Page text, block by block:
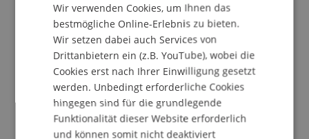
the "Original" Swiss House on the Rütli /
Wiederverwendung als Gestaltungsprinzip im
Historismus: Zur Neuerfindung des Schweizer
"Urhauses" auf dem Rütli. InUpcycling. Reuse
and Repurposing as a Design Principle in
Architecture / Upcycling. Wieder- und
Weiterverwendung als Gestaltungsprinzip in der
Wir verwenden Cookies, um Ihnen das
bestmögliche Online-Erlebnis zu bieten.
Wir setzen dabei auch Services von
Drittanbietern ein (z.B. YouTube), wobei die
Cookies erst nach Ihrer Einwilligung gesetzt
werden. Unbedingt erforderliche Cookies
hingegen sind für die grundlegende
Funktionalität dieser Website erforderlich
und können somit nicht deaktiviert